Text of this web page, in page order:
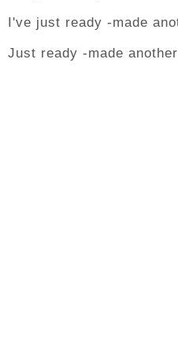
I've just ready -made
Just ready -made